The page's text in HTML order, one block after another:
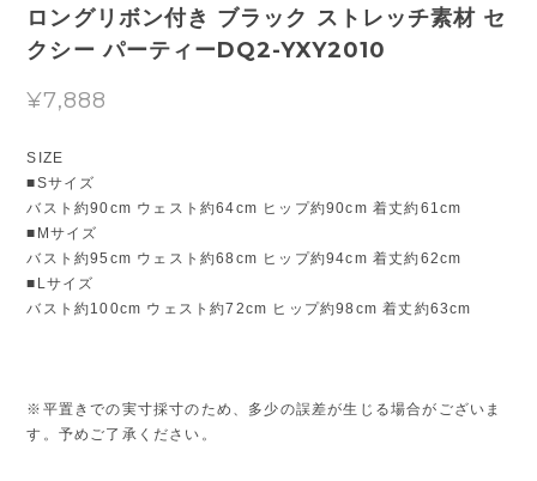
ロングリボン付き ブラック ストレッチ素材 セ
クシー パーティーDQ2-YXY2010
¥7,888
SIZE
■Sサイズ
バスト約90cm ウェスト約64cm ヒップ約90cm 着丈約61cm
■Mサイズ
バスト約95cm ウェスト約68cm ヒップ約94cm 着丈約62cm
■Lサイズ
バスト約100cm ウェスト約72cm ヒップ約98cm 着丈約63cm
※平置きでの実寸採寸のため、多少の誤差が生じる場合がございま
す。予めご了承ください。